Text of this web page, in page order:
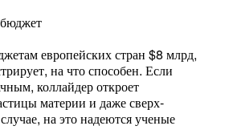
европейских стран $8 млрд,
на что способен. Если
коллайдер откроет
материи и даже сверх-
на это надеются ученые